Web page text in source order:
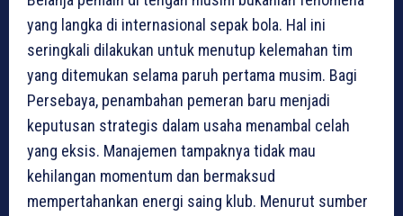
yang langka di internasional sepak bola. Hal ini
seringkali dilakukan untuk menutup kelemahan tim
yang ditemukan selama paruh pertama musim. Bagi
Persebaya, penambahan pemeran baru menjadi
keputusan strategis dalam usaha menambal celah
yang eksis. Manajemen tampaknya tidak mau
kehilangan momentum dan bermaksud
mempertahankan energi saing klub. Menurut sumber